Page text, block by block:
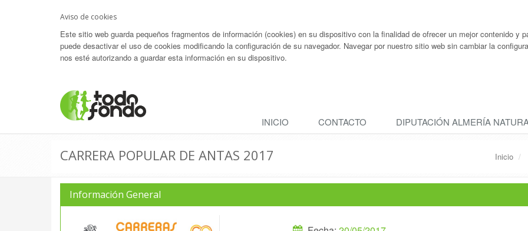
Aviso de cookies
Este sitio web guarda pequeños fragmentos de información (cookies) en su dispositivo con la finalidad de ofrecer un mejor contenido y
puede desactivar el uso de cookies modificando la configuración de su navegador. Navegar por nuestro sitio web sin cambiar la
nos esté autorizando a guardar esta información en su dispositivo.
INICIO CONTACTO DIPUTACIÓN ALMERÍA
CARRERA POPULAR DE ANTAS 2017 Inicio
Información General